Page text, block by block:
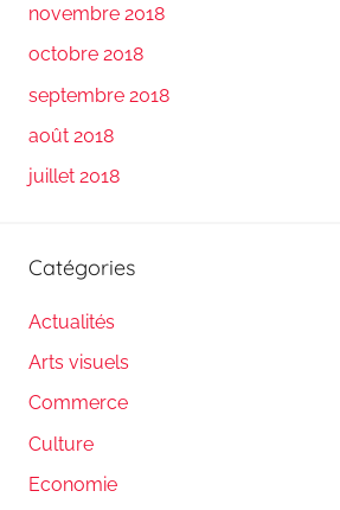
novembre 2018
octobre 2018
septembre 2018
août 2018
juillet 2018
Catégories
Actualités
Arts visuels
Commerce
Culture
Economie